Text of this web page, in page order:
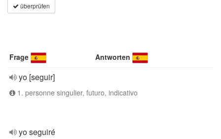
überprüfen
Frage Antworten
yo [seguir]
1. personne singulier, futuro, indicativo
yo seguiré